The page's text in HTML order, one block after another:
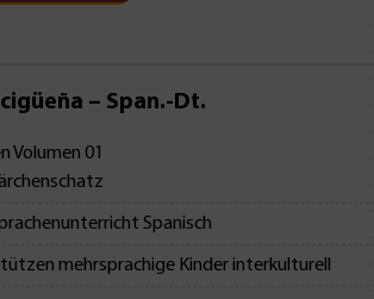
– Span.-Dt.
Volumen 01
Spanisch
mehrsprachige Kinder interkulturell